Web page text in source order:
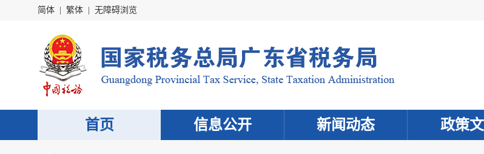
简体 繁体 无障碍浏览
首页 信息公开 新闻动态 政策